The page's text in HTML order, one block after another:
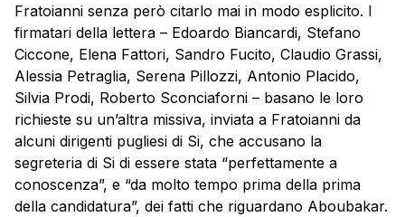
Fratoianni senza però citarlo mai in modo esplicito. I
firmatari della lettera – Edoardo Biancardi, Stefano
Ciccone, Elena Fattori, Sandro Fucito, Claudio Grassi,
Alessia Petraglia, Serena Pillozzi, Antonio Placido,
Silvia Prodi, Roberto Sconciaforni – basano le loro
richieste su un’altra missiva, inviata a Fratoianni da
alcuni dirigenti pugliesi di Si, che accusano la
segreteria di Si di essere stata “perfettamente a
conoscenza”, e “da molto tempo prima della prima
della candidatura”, dei fatti che riguardano Aboubakar.